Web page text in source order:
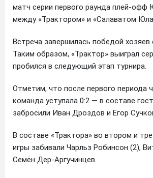
матч серии первого раунда плей-офф
между «Трактором» и «Салаватом
Встреча завершилась победой хозяев
Таким образом, «Трактор» выиграл
пробился в следующий этап турнира.
Отметим, что после первого периода
команда уступала 0:2 — в составе
забросили Иван Дроздов и Егор
В составе «Трактора» во втором и
игры забивали Чарльз Робинсон (2),
Семён Дер-Аргучинцев.